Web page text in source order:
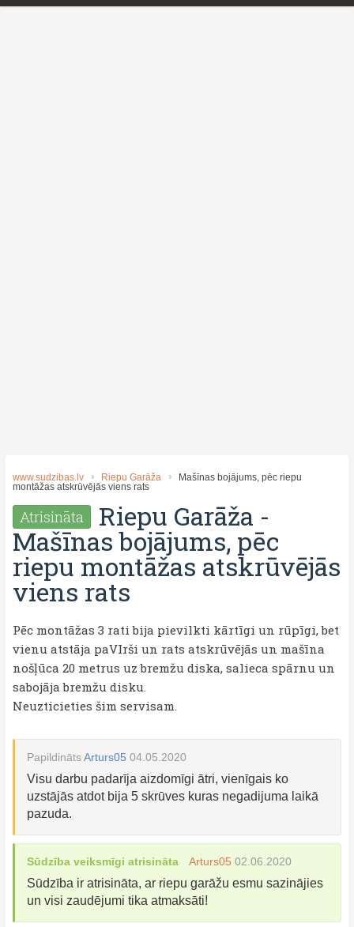
www.sudzibas.lv Riepu Garāža
Mašīnas bojājums, pēc riepu
montāžas atskrūvējās viens rats
Atrisināta Riepu Garāža -
Mašīnas bojājums, pēc
riepu montāžas atskrūvējās
viens rats
Pēc montāžas 3 rati bija pievilkti kārtīgi un rūpīgi, bet
vienu atstāja paVIrši un rats atskrūvējās un mašīna
nošļūca 20 metrus uz bremžu diska, salieca spārnu un
sabojāja bremžu disku.
Neuzticieties šim servisam.
PapildinātsArturs05 04.05.2020
Visu darbu padarīja aizdomīgi ātri, vienīgais ko
uzstājās atdot bija 5 skrūves kuras negadijuma laikā
pazuda.
Sūdzība veiksmīgi atrisināta Arturs05 02.06.2020
Sūdzība ir atrisināta, ar riepu garāžu esmu sazinājies
un visi zaudējumi tika atmaksāti!